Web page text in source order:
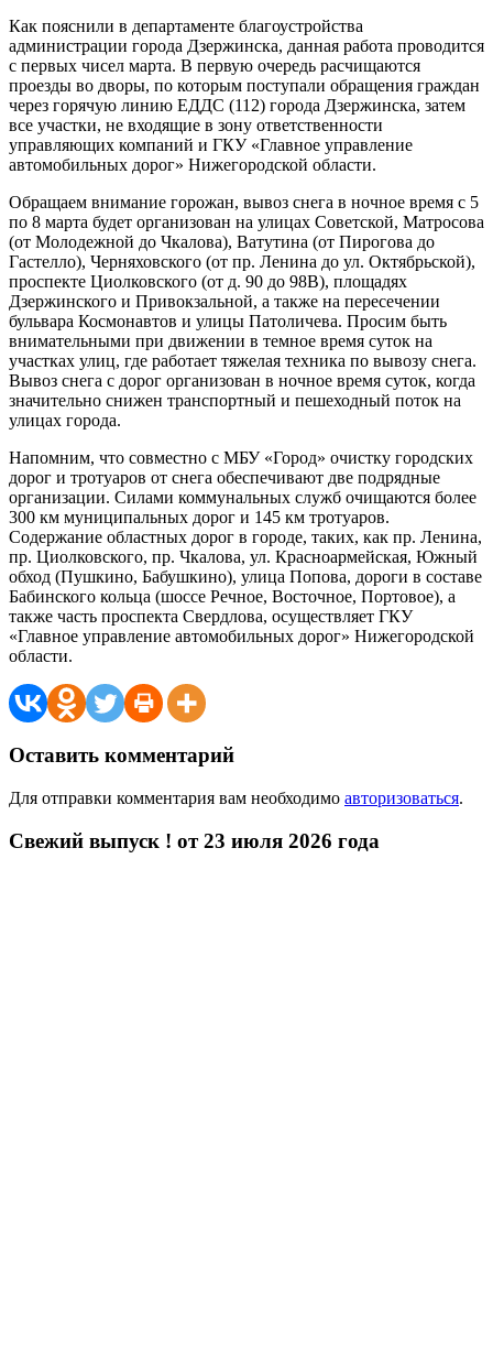
Как пояснили в департаменте благоустройства
администрации города Дзержинска, данная работа проводится
с первых чисел марта. В первую очередь расчищаются
проезды во дворы, по которым поступали обращения граждан
через горячую линию ЕДДС (112) города Дзержинска, затем
все участки, не входящие в зону ответственности
управляющих компаний и ГКУ «Главное управление
автомобильных дорог» Нижегородской области.
Обращаем внимание горожан, вывоз снега в ночное время с 5
по 8 марта будет организован на улицах Советской, Матросова
(от Молодежной до Чкалова), Ватутина (от Пирогова до
Гастелло), Черняховского (от пр. Ленина до ул. Октябрьской),
проспекте Циолковского (от д. 90 до 98В), площадях
Дзержинского и Привокзальной, а также на пересечении
бульвара Космонавтов и улицы Патоличева. Просим быть
внимательными при движении в темное время суток на
участках улиц, где работает тяжелая техника по вывозу снега.
Вывоз снега с дорог организован в ночное время суток, когда
значительно снижен транспортный и пешеходный поток на
улицах города.
Напомним, что совместно с МБУ «Город» очистку городских
дорог и тротуаров от снега обеспечивают две подрядные
организации. Силами коммунальных служб очищаются более
300 км муниципальных дорог и 145 км тротуаров.
Содержание областных дорог в городе, таких, как пр. Ленина,
пр. Циолковского, пр. Чкалова, ул. Красноармейская, Южный
обход (Пушкино, Бабушкино), улица Попова, дороги в составе
Бабинского кольца (шоссе Речное, Восточное, Портовое), а
также часть проспекта Свердлова, осуществляет ГКУ
«Главное управление автомобильных дорог» Нижегородской
области.
Оставить комментарий
Для отправки комментария вам необходимо авторизоваться.
Свежий выпуск ! от 23 июля 2026 года